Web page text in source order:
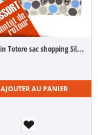
Mon voisin Totoro sac shopping Silhouette Noiraudes
AJOUTER AU PANIER